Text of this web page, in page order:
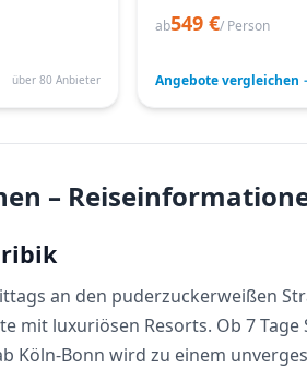
über 80 Anbieter
ab549 €/ Person
Angebote vergleichen
–
an den puderzuckerweißen
mit luxuriösen Resorts. Ob 7
Köln-Bonn wird zu einem